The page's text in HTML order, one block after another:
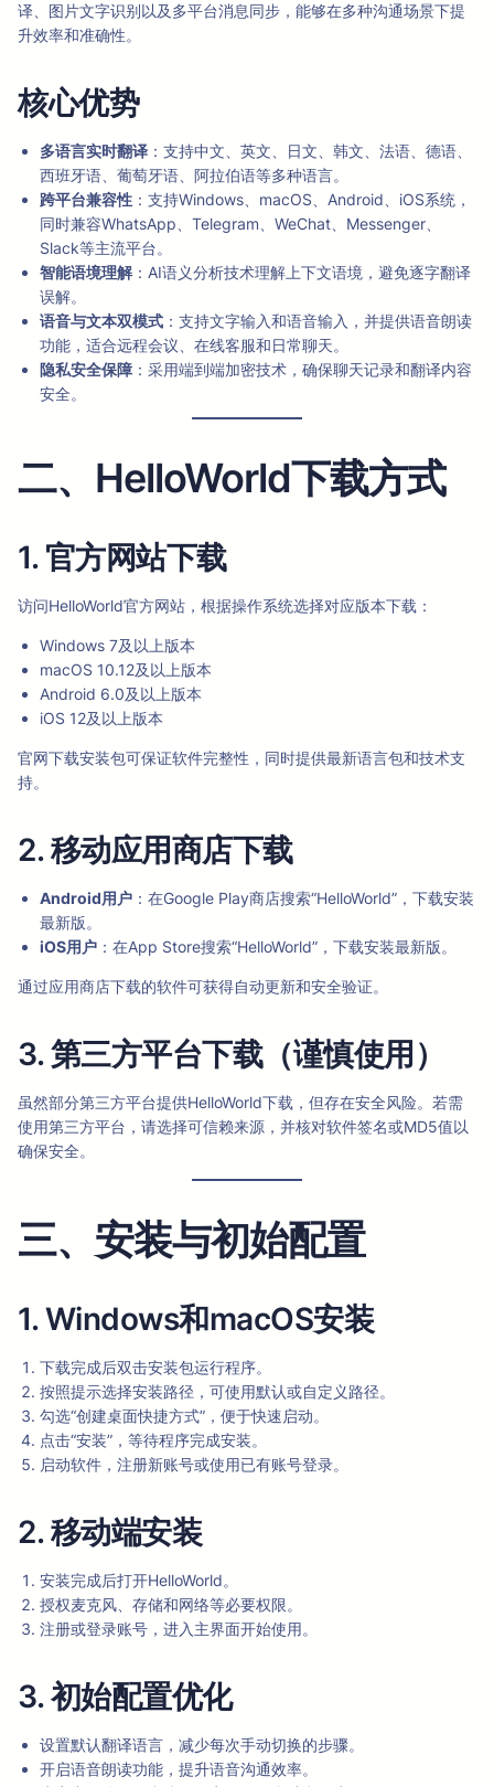
译、图片文字识别以及多平台消息同步，能够在多种沟通场景下提
升效率和准确性。
核心优势
多语言实时翻译 ：支持中文、英文、日文、韩文、法语、德语、
西班牙语、葡萄牙语、阿拉伯语等多种语言。
跨平台兼容性 ：支持Windows、macOS、Android、iOS系统，
同时兼容WhatsApp、Telegram、WeChat、Messenger、
Slack等主流平台。
智能语境理解：AI语义分析技术理解上下文语境，避免逐字翻译
误解。
语音与文本双模式 ：支持文字输入和语音输入，并提供语音朗读
功能，适合远程会议、在线客服和日常聊天。
隐私安全保障 ：采用端到端加密技术，确保聊天记录和翻译内容
安全。
二、HelloWorld下载方式
1. 官方网站下载
访问HelloWorld官方网站，根据操作系统选择对应版本下载：
Windows 7及以上版本
macOS 10.12及以上版本
Android 6.0及以上版本
iOS 12及以上版本
官网下载安装包可保证软件完整性，同时提供最新语言包和技术支
持。
2. 移动应用商店下载
Android用户 ：在Google Play商店搜索“HelloWorld”，下载安装
最新版。
iOS用户 ：在App Store搜索“HelloWorld”，下载安装最新版。
通过应用商店下载的软件可获得自动更新和安全验证。
3. 第三方平台下载（谨慎使用）
虽然部分第三方平台提供HelloWorld下载，但存在安全风险。若需
使用第三方平台，请选择可信赖来源，并核对软件签名或MD5值以
确保安全。
三、安装与初始配置
1. Windows和macOS安装
下载完成后双击安装包运行程序。
按照提示选择安装路径，可使用默认或自定义路径。
勾选“创建桌面快捷方式”，便于快速启动。
点击“安装”，等待程序完成安装。
启动软件，注册新账号或使用已有账号登录。
2. 移动端安装
安装完成后打开HelloWorld。
授权麦克风、存储和网络等必要权限。
注册或登录账号，进入主界面开始使用。
3. 初始配置优化
设置默认翻译语言，减少每次手动切换的步骤。
开启语音朗读功能，提升语音沟通效率。